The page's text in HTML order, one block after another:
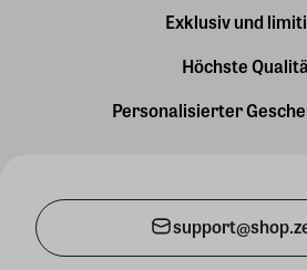
Exklusiv und
Höchste
Personalisierter